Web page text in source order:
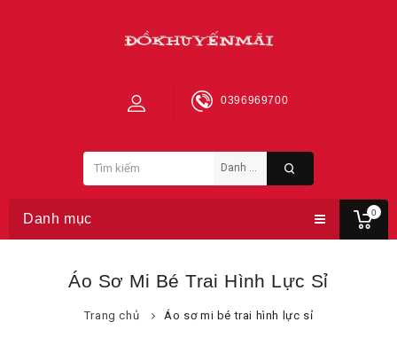
0
0396969700
Danh mục
Áo Sơ Mi Bé Trai Hình Lực Sỉ
Trang chủ Áo sơ mi bé trai hình lực sỉ